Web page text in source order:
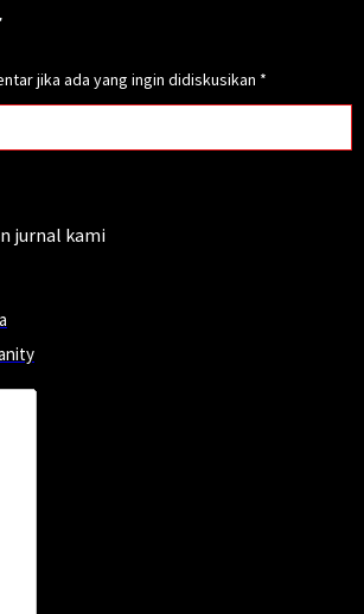
jika ada yang ingin didiskusikan *
jurnal kami